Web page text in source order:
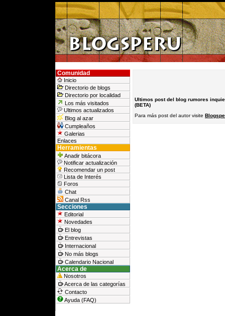
Comunidad
Inicio
Directorio de blogs
Directorio por localidad
Los más visitados
Ultimos actualizados
Blog al azar
Cumpleaños
Galerias
Enlaces
Herramientas
Anadir bitácora
Notificar actualización
Recomendar un post
Lista de Interés
Foros
Chat
Canal Rss
Secciones
Editorial
Novedades
El blog
Entrevistas
Internacional
No más blogs
Calendario Nacional
Acerca de
Nosotros
Acerca de las categorías
Contacto
Ayuda (FAQ)
Ultimos post del blog rumores
(BETA)
Para más post del autor visite